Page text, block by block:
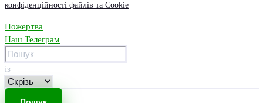
конфіденційності файлів та Cookie
Пожертва
Наш Телеграм
із